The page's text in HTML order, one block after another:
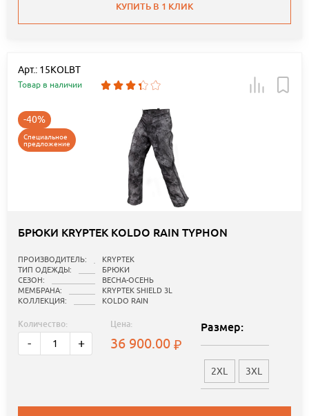
КУПИТЬ В 1 КЛИК
Арт.: 15KOLBT
Товар в наличии
-40%
Специальное
предложение
БРЮКИ KRYPTEK KOLDO RAIN TYPHON
ПРОИЗВОДИТЕЛЬ:
KRYPTEK
ТИП ОДЕЖДЫ:
БРЮКИ
СЕЗОН:
ВЕСНА-ОСЕНЬ
МЕМБРАНА:
KRYPTEK SHIELD 3L
КОЛЛЕКЦИЯ:
KOLDO RAIN
Количество:
- +
Цена:
36 900.00
Размер:
2XL 3XL